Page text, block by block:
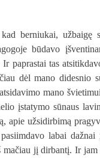
berniukai, užbaigę
būdavo
paprastai tas
dėl mano didesnio
mano
įstatymo sūnaus
apie užsidirbimą
pasiimdavo labai
jį dirbantį. Ir